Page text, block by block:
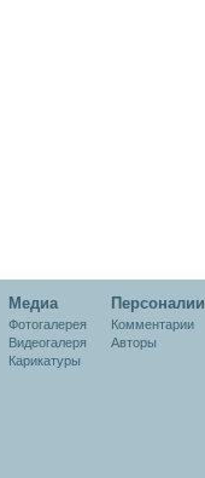
Медиа
Фотогалерея
Видеогалеря
Карикатуры
Персоналии
Комментарии
Авторы